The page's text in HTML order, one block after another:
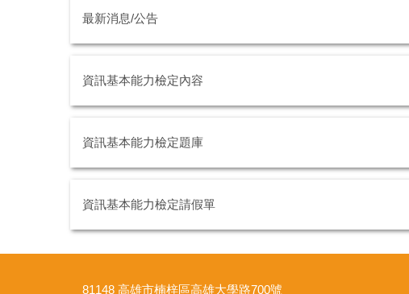
最新消息/公告
資訊基本能力檢定內容
資訊基本能力檢定題庫
資訊基本能力檢定請假單
81148 高雄市楠梓區高雄大學路700號